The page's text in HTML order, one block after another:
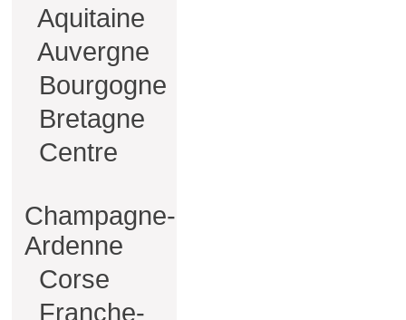
Aquitaine
Auvergne
Bourgogne
Bretagne
Centre
Champagne-
Ardenne
Corse
Franche-